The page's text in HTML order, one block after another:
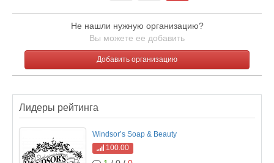
Не нашли нужную организацию?
Вы можете ее добавить
Добавить организацию
Лидеры рейтинга
Windsor’s Soap & Beauty
100.00